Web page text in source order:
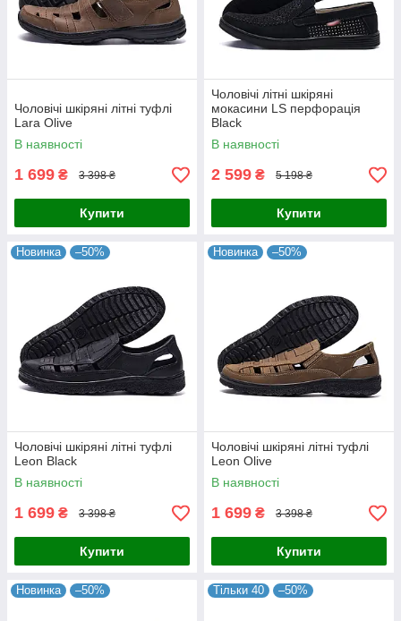
Чоловічі шкіряні літні туфлі
Lara Olive
В наявності
1 699 ₴ 3 398 ₴
Купити
Чоловічі літні шкіряні
мокасини LS перфорація
Black
В наявності
2 599 ₴ 5 198 ₴
Купити
Новинка –50%
Чоловічі шкіряні літні туфлі
Leon Black
В наявності
1 699 ₴ 3 398 ₴
Купити
Новинка –50%
Чоловічі шкіряні літні туфлі
Leon Olive
В наявності
1 699 ₴ 3 398 ₴
Купити
Новинка –50% Тільки 40 –50%